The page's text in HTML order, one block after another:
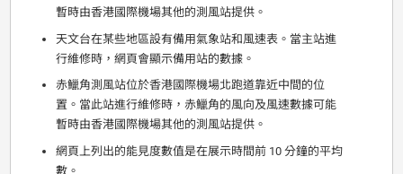
暫時由香港國際機場其他的測風站提供。
天文台在某些地區設有備用氣象站和風速表。當主站進
行維修時，網頁會顯示備用站的數據。
赤鱲角測風站位於香港國際機場北跑道靠近中間的位
置。當此站進行維修時，赤鱲角的風向及風速數據可能
暫時由香港國際機場其他的測風站提供。
網頁上列出的能見度數值是在展示時間前 10 分鐘的平均
數。